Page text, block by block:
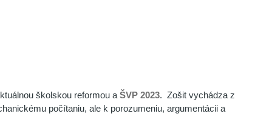
školskou reformou a ŠVP 2023. Zošit vychádza z
počítaniu, ale k porozumeniu, argumentácii a